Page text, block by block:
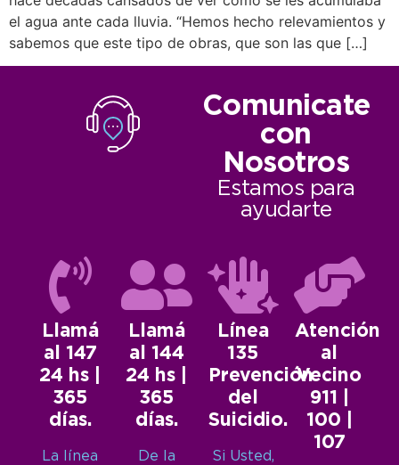
el agua ante cada lluvia. “Hemos hecho relevamientos y
sabemos que este tipo de obras, que son las que […]
Comunicate
con
Nosotros
Estamos para
ayudarte
Llamá
al 147
24 hs |
365
días.
La línea
Llamá
al 144
24 hs |
365
días.
De la
Línea
135
Prevención
del
Suicidio.
Si Usted,
Atención
al
Vecino
911 |
100 |
107